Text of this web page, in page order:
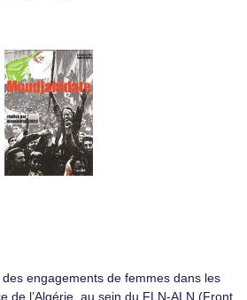
engagements de femmes dans les
de l’Algérie, au sein du FLN-ALN (Front